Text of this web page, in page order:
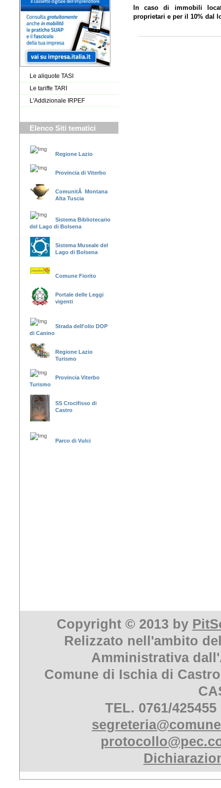
Le aliquote TASI
Le tariffe TARI
L'Addizionale IRPEF
Elenco Siti tematici
Regione Lazio
Provincia di Viterbo
ComunitÃ Montana
Alta Tuscia
Sistema Bibliotecario
del Lago di Bolsena
Sistema Museale del
Lago di Bolsena
Comune Fiorito
Portale delle Leggi
vigenti
Strada dell'olio DOP
di Canino
Regione Lazio
Turismo
Provincia Viterbo
Turismo
SS Crocifisso di
Castro
Parco di Vulci
In caso di immobili
proprietari e per il 10% dal
Copyright © 2013 by
Relizzato nell'ambito
Amministrativa
Comune di Ischia di
TEL. 0761/